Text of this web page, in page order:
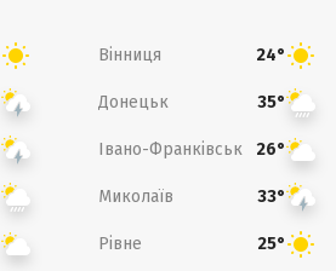
Вінниця 24°
Донецьк 35°
Івано-Франківськ 26°
Миколаїв 33°
Рівне 25°